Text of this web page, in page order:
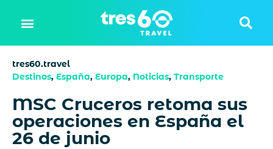
tres60.travel
Destinos, España, Europa, Noticias, Transporte
MSC Cruceros retoma sus
operaciones en España el
26 de junio